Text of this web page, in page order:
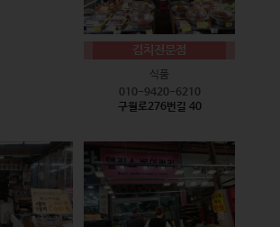
김치전문점
식품
010-9420-6210
구월로276번길 40